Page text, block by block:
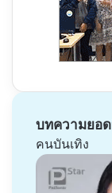
บทความยอ
คนบันเทิง